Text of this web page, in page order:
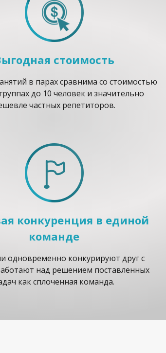
стоимость
в парах сравнима со стоимостью
до 10 человек и значительно
частных репетиторов.
конкуренция в единой
команде
одновременно конкурируют друг с
над решением поставленных
как сплоченная команда.